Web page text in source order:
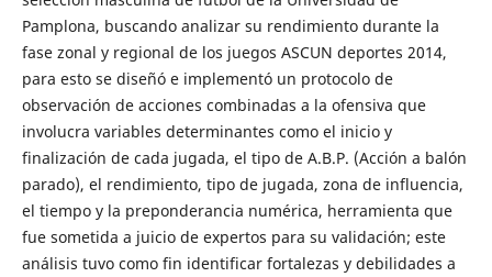
Pamplona, buscando analizar su rendimiento durante la
fase zonal y regional de los juegos ASCUN deportes 2014,
para esto se diseñó e implementó un protocolo de
observación de acciones combinadas a la ofensiva que
involucra variables determinantes como el inicio y
finalización de cada jugada, el tipo de A.B.P. (Acción a balón
parado), el rendimiento, tipo de jugada, zona de influencia,
el tiempo y la preponderancia numérica, herramienta que
fue sometida a juicio de expertos para su validación; este
análisis tuvo como fin identificar fortalezas y debilidades a